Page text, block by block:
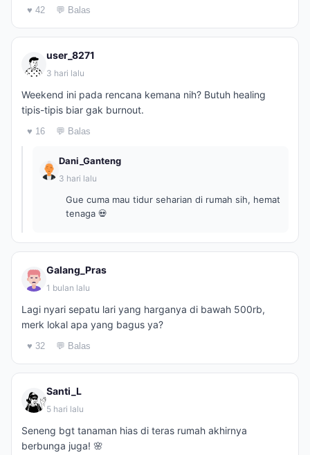
♥ 42 💬 Balas
user_8271
3 hari lalu
Weekend ini pada rencana kemana nih? Butuh healing
tipis-tipis biar gak burnout.
♥ 16 💬 Balas
Dani_Ganteng
3 hari lalu
Gue cuma mau tidur seharian di rumah sih, hemat
tenaga 💀
Galang_Pras
1 bulan lalu
Lagi nyari sepatu lari yang harganya di bawah 500rb,
merk lokal apa yang bagus ya?
♥ 32 💬 Balas
Santi_L
5 hari lalu
Seneng bgt tanaman hias di teras rumah akhirnya
berbunga juga! 🌸